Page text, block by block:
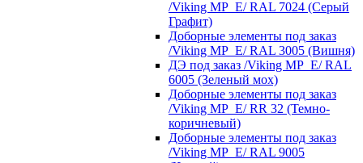
/Viking MP_E/ RAL 7024 (Серый
Графит)
Доборные элементы под заказ
/Viking MP_E/ RAL 3005 (Вишня)
ДЭ под заказ /Viking MP_E/ RAL
6005 (Зеленый мох)
Доборные элементы под заказ
/Viking MP_E/ RR 32 (Темно-
коричневый)
Доборные элементы под заказ
/Viking MP_E/ RAL 9005